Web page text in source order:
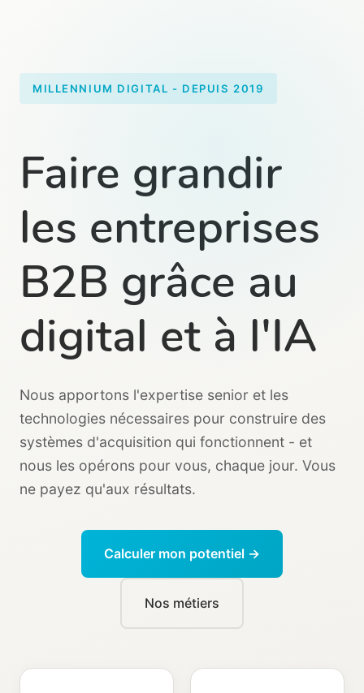
MILLENNIUM DIGITAL - DEPUIS 2019
Faire grandir
les entreprises
B2B grâce au
digital et à l'IA
Nous apportons l'expertise senior et les
technologies nécessaires pour construire des
systèmes d'acquisition qui fonctionnent - et
nous les opérons pour vous, chaque jour. Vous
ne payez qu'aux résultats.
Calculer mon potentiel →
Nos métiers